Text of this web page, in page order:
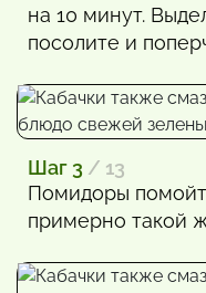
на 10 минут.
посолите и
Шаг 3 / 13
Помидоры
примерно такой